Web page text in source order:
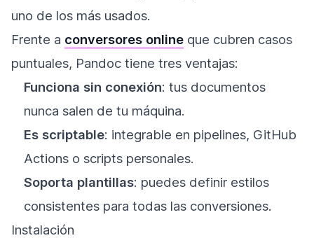
uno de los más usados.
Frente a conversores online que cubren casos
puntuales, Pandoc tiene tres ventajas:
Funciona sin conexión: tus documentos
nunca salen de tu máquina.
Es scriptable: integrable en pipelines, GitHub
Actions o scripts personales.
Soporta plantillas: puedes definir estilos
consistentes para todas las conversiones.
Instalación